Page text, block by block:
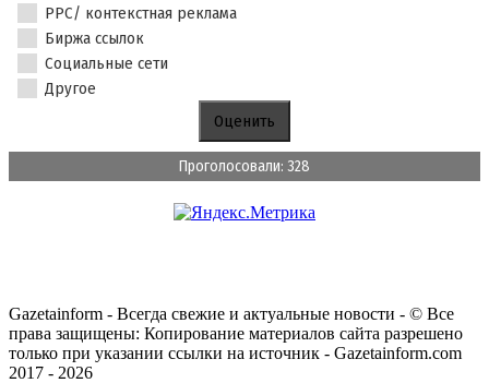
PPC/ контекстная реклама
Биржа ссылок
Социальные сети
Другое
Проголосовали: 328
Gazetainform - Всегда свежие и актуальные новости - © Все
права защищены: Копирование материалов сайта разрешено
только при указании ссылки на источник - Gazetainform.com
2017 - 2026